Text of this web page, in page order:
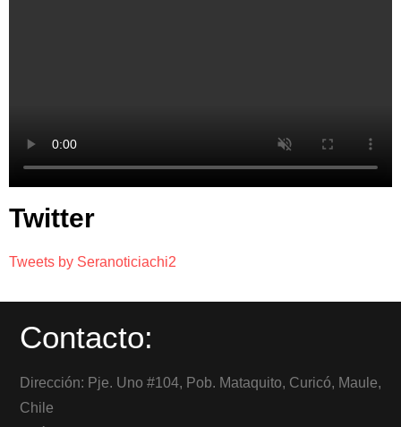
Twitter
Tweets by Seranoticiachi2
Contacto:
Dirección: Pje. Uno #104, Pob. Mataquito, Curicó, Maule,
Chile